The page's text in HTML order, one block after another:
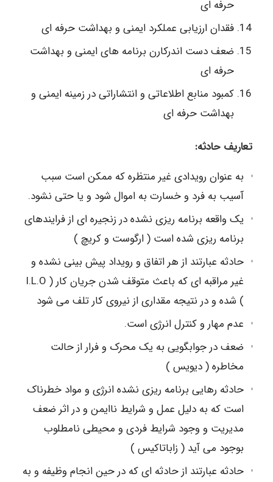
حرفه ای
فقدان ارزیابی عملکرد ایمنی و بهداشت حرفه ای
ضعف دست اندرکارن برنامه های ایمنی و بهداشت
حرفه ای
کمبود منابع اطلاعاتی و انتشاراتی در زمینه ایمنی و
بهداشت حرفه ای
تعاریف حادثه:
به عنوان رویدادی غیر منتظره که ممکن است سبب
آسیب به فرد و خسارت به اموال شود و یا حتی نشود.
یک واقعه برنامه ریزی نشده در زنجیره ای از فرایندهای
برنامه ریزی شده است ( ارگوست و کریچ )
حادثه عبارتند از هر اتفاق و رویداد پیش بینی نشده و
غیر مراقبه ای که باعث متوقف شدن جریان کار ( I.L.O
) شده و در نتیجه مقداری از نیروی کار تلف می شود
عدم مهار و کنترل انرژی است.
ضعف در جوابگویی به یک محرک و فرار از حالت
مخاطره ( دیویس )
حادثه رهایی برنامه ریزی نشده انرژی و مواد خطرناک
است که به دلیل عمل و شرایط ناایمن و در اثر ضعف
مدیریت و وجود شرایط فردی و محیطی نامطلوب
بوجود می آید ( زاباتاکیس )
حادثه عبارتند از حادثه ای که در حین انجام وظیفه و به